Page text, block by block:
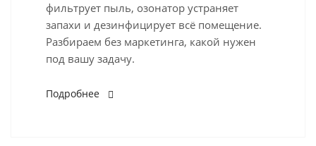
фильтрует пыль, озонатор устраняет
запахи и дезинфицирует всё помещение.
Разбираем без маркетинга, какой нужен
под вашу задачу.
Подробнее